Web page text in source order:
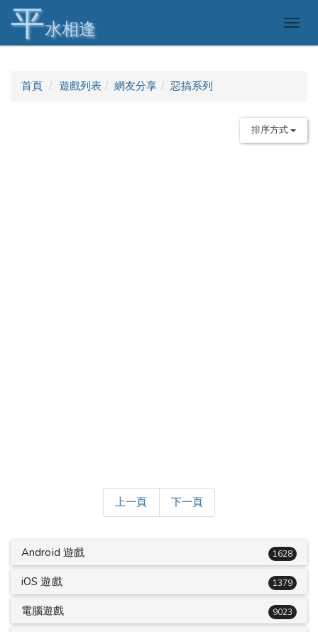
平水相逢
首頁 遊戲列表 網友分享 惡搞系列
排序方式
上一頁 下一頁
Android 遊戲 1628
iOS 遊戲 1379
電腦遊戲 9023